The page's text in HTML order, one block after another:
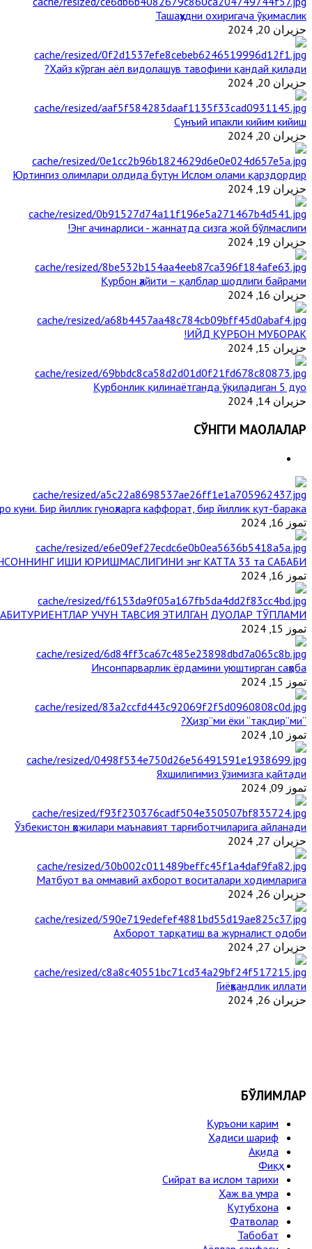
Ташаҳҳудни охиригача ўқимаслик
حزيران 20, 2024
Ҳайз кўрган аёл видолашув тавофини қандай қилади?
حزيران 20, 2024
Сунъий ипакли кийим кийиш
حزيران 20, 2024
Юртингиз олимлари олдида бутун Ислом олами қарздордир
حزيران 19, 2024
Энг ачинарлиси - жаннатда сизга жой бўлмаслиги!
حزيران 19, 2024
Қурбон ҳайити – қалблар шодлиги байрами
حزيران 16, 2024
ИЙД ҚУРБОН МУБОРАК!
حزيران 15, 2024
Қурбонлик қилинаётганда ўқиладиган 5 дуо
حزيران 14, 2024
СЎНГГИ МАҚОЛАЛАР
куни. Бир йиллик гуноҳларга каффорат, бир йиллик қут-барака
تموز 16, 2024
ИШИ ЮРИШМАСЛИГИНИ энг КАТТА 33 та САБАБИ
تموز 16, 2024
АБИТУРИЕНТЛАР УЧУН ТАВСИЯ ЭТИЛГАН ДУОЛАР ТЎПЛАМИ
تموز 15, 2024
Инсонпарварлик ёрдамини уюштирган саҳоба
تموز 15, 2024
“Ҳизр”ми ёки “тақдир”ми?
تموز 10, 2024
Яхшилигимиз ўзимизга қайтади
تموز 09, 2024
Ўзбекистон ҳожилари маънавият тарғиботчиларига айланади
حزيران 27, 2024
Матбуот ва оммавий ахборот воситалари ходимларига
حزيران 26, 2024
Ахборот тарқатиш ва журналист одоби
حزيران 27, 2024
Гиёҳвандлик иллати
حزيران 26, 2024
БЎЛИМЛАР
Қуръони карим
Ҳадиси шариф
Ақида
Фиқҳ
Сийрат ва ислом тарихи
Ҳаж ва умра
Кутубхона
Фатволар
Табобат